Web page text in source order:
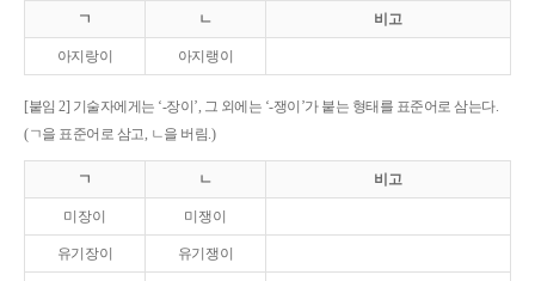
ㄱ ㄴ 비고
아지랑이 아지랭이
[붙임 2] 기술자에게는 ‘-장이’, 그 외에는 ‘-쟁이’가 붙는 형태를 표준어로 삼는다.
(ㄱ을 표준어로 삼고, ㄴ을 버림.)
ㄱ ㄴ 비고
미장이 미쟁이
유기장이 유기쟁이